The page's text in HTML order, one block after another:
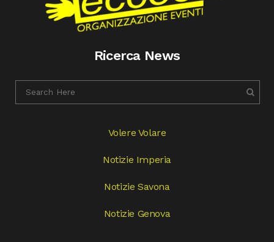
Ricerca News
Volere Volare
Notizie Imperia
Notizie Savona
Notizie Genova